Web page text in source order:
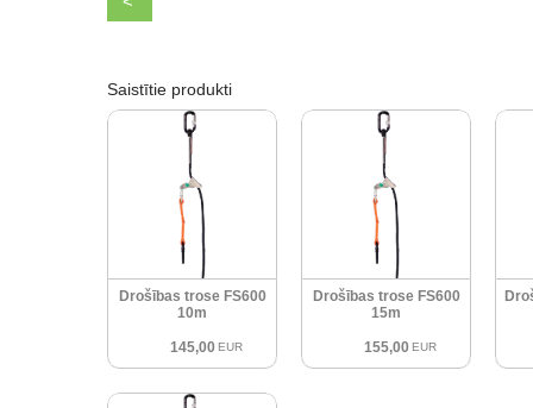
Saistītie produkti
Drošības trose FS600
10m
145,00 EUR
Drošības trose FS600
15m
155,00 EUR